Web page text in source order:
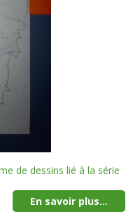
de dessins lié à la série
En savoir plus...